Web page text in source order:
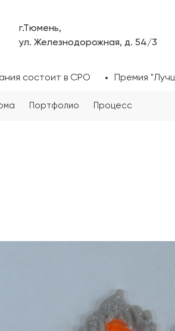
г.Тюмень,
ул. Железнодорожная, д. 54/3
состоит в СРО Премия
Портфолио Процесс